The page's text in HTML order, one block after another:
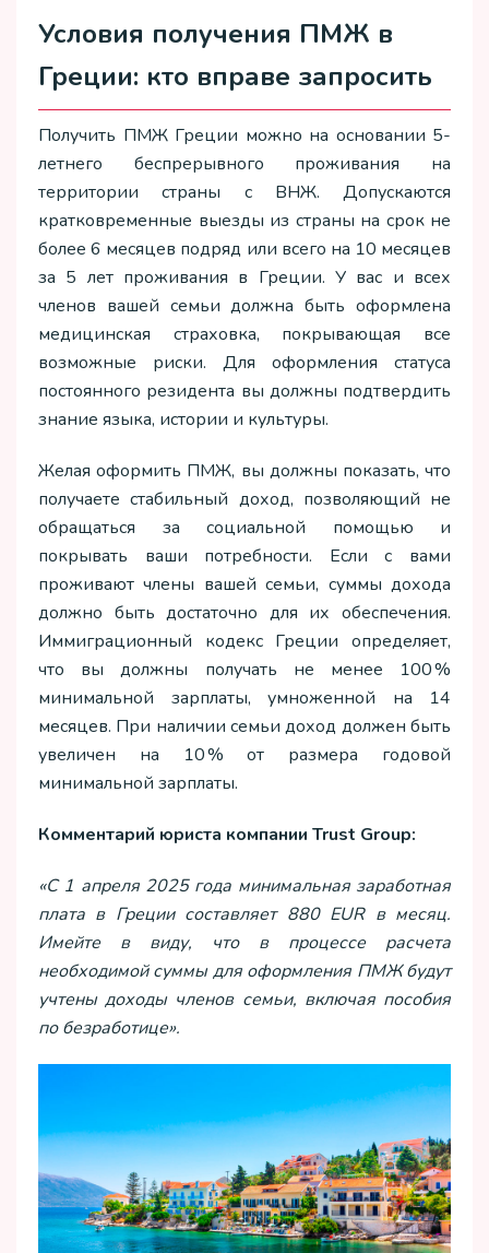
Условия получения ПМЖ в
Греции: кто вправе запросить
Получить ПМЖ Греции можно на основании 5-
летнего беспрерывного проживания на
территории страны с ВНЖ. Допускаются
кратковременные выезды из страны на срок не
более 6 месяцев подряд или всего на 10 месяцев
за 5 лет проживания в Греции. У вас и всех
членов вашей семьи должна быть оформлена
медицинская страховка, покрывающая все
возможные риски. Для оформления статуса
постоянного резидента вы должны подтвердить
знание языка, истории и культуры.
Желая оформить ПМЖ, вы должны показать, что
получаете стабильный доход, позволяющий не
обращаться за социальной помощью и
покрывать ваши потребности. Если с вами
проживают члены вашей семьи, суммы дохода
должно быть достаточно для их обеспечения.
Иммиграционный кодекс Греции определяет,
что вы должны получать не менее 100 %
минимальной зарплаты, умноженной на 14
месяцев. При наличии семьи доход должен быть
увеличен на 10 % от размера годовой
минимальной зарплаты.
Комментарий юриста компании Trust Group:
«С 1 апреля 2025 года минимальная заработная
плата в Греции составляет 880 EUR в месяц.
Имейте в виду, что в процессе расчета
необходимой суммы для оформления ПМЖ будут
учтены доходы членов семьи, включая пособия
по безработице».